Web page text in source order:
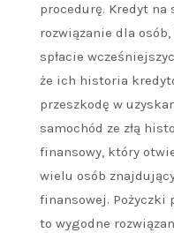
procedurę. Kredyt na
rozwiązanie dla
spłacie
że ich historia
przeszkodę w
samochód ze złą
finansowy, który
wielu osób
finansowej. Pożyczki
to wygodne